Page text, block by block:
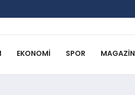
EKONOMI SPOR MAGAZIN